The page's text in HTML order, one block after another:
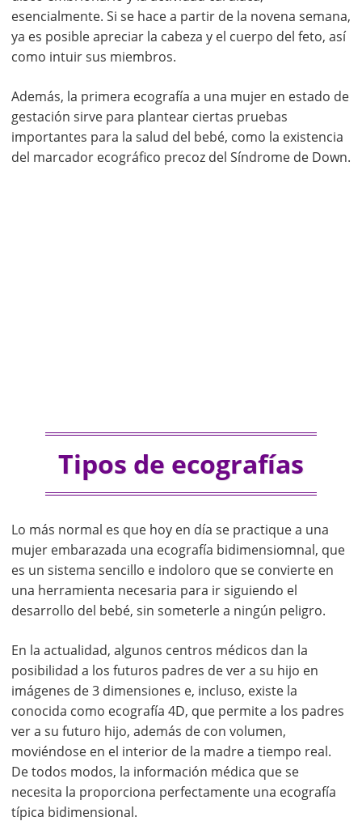
esencialmente. Si se hace a partir de la novena semana,
ya es posible apreciar la cabeza y el cuerpo del feto, así
como intuir sus miembros.
Además, la primera ecografía a una mujer en estado de
gestación sirve para plantear ciertas pruebas
importantes para la salud del bebé, como la existencia
del marcador ecográfico precoz del Síndrome de Down.
Tipos de ecografías
Lo más normal es que hoy en día se practique a una
mujer embarazada una ecografía bidimensiomnal, que
es un sistema sencillo e indoloro que se convierte en
una herramienta necesaria para ir siguiendo el
desarrollo del bebé, sin someterle a ningún peligro.
En la actualidad, algunos centros médicos dan la
posibilidad a los futuros padres de ver a su hijo en
imágenes de 3 dimensiones e, incluso, existe la
conocida como ecografía 4D, que permite a los padres
ver a su futuro hijo, además de con volumen,
moviéndose en el interior de la madre a tiempo real.
De todos modos, la información médica que se
necesita la proporciona perfectamente una ecografía
típica bidimensional.